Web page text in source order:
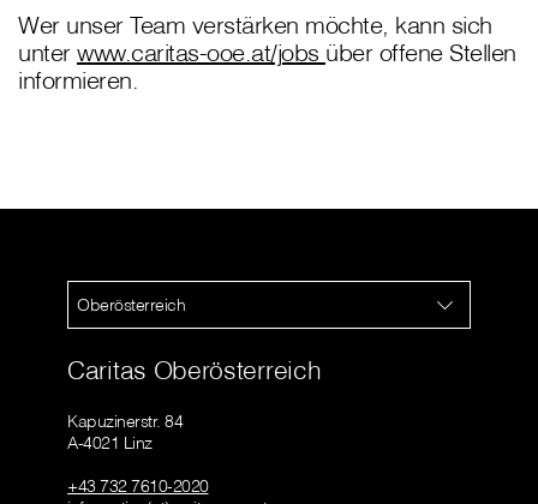
Wer unser Team verstärken möchte, kann sich
unter www.caritas-ooe.at/jobs über offene Stellen
informieren.
Oberösterreich
Caritas Oberösterreich
Kapuzinerstr. 84
A-4021 Linz
+43 732 7610-2020